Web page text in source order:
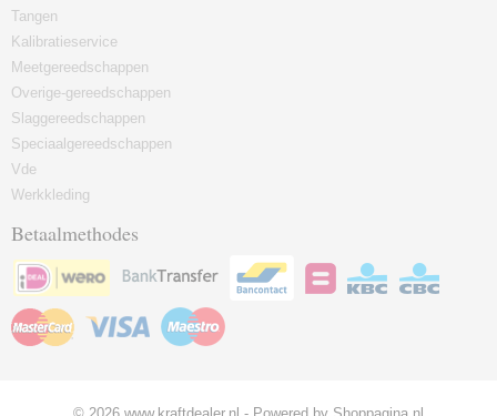
Tangen
Kalibratieservice
Meetgereedschappen
Overige-gereedschappen
Slaggereedschappen
Speciaalgereedschappen
Vde
Werkkleding
Betaalmethodes